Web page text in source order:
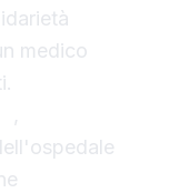
medico
,